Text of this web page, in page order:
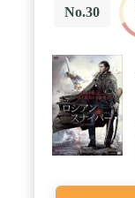
No.30